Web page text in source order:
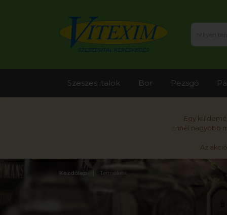
Egy
Ennél nagyobb
Az
Szeszes italok Bor Pezsgő
Kezdőlap Termékek